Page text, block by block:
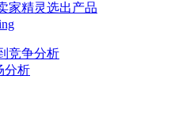
家精灵选出产品
竞争分析
分析